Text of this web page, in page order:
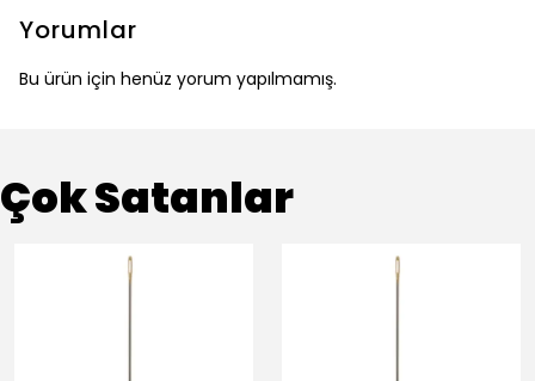
Yorumlar
Bu ürün için henüz yorum yapılmamış.
Çok Satanlar